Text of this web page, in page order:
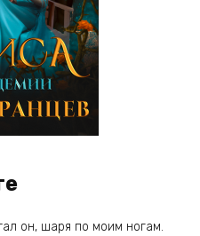
он, шаря по моим ногам.